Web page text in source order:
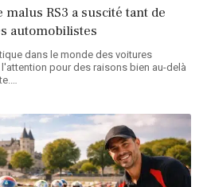
RS3 a suscité tant de
automobilistes
dans le monde des voitures
pour des raisons bien au-delà
…